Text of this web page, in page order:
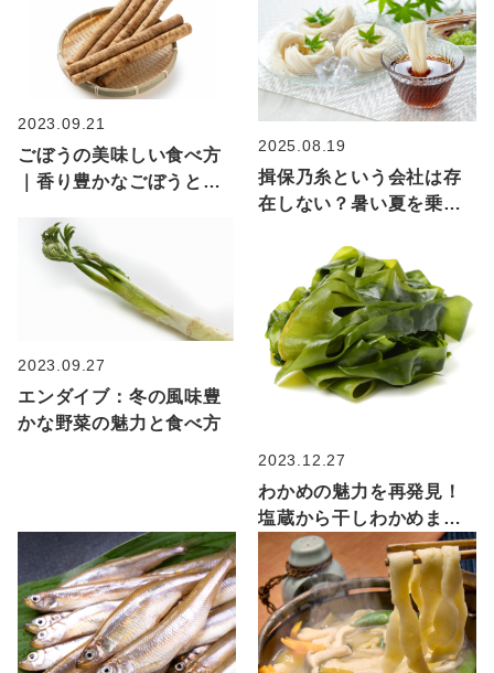
2023.09.21
ごぼうの美味しい食べ方
｜香り豊かなごぼうと赤
2025.08.19
揖保乃糸という会社は存
在しない？暑い夏を乗り
密を大解剖！
2023.09.27
エンダイブ：冬の風味豊
かな野菜の魅力と食べ方
2023.12.27
わかめの魅力を再発見！
塩蔵から干しわかめま
で、多彩なレシピで楽し
む海の恵み